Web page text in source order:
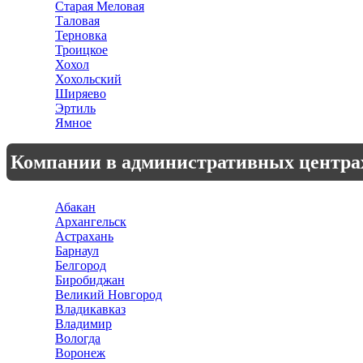
Старая Меловая
Таловая
Терновка
Троицкое
Хохол
Хохольский
Ширяево
Эртиль
Ямное
Компании в административных
Абакан
Архангельск
Астрахань
Барнаул
Белгород
Биробиджан
Великий Новгород
Владикавказ
Владимир
Вологда
Воронеж